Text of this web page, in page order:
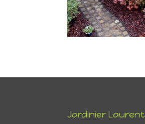
Jardinier Laurent